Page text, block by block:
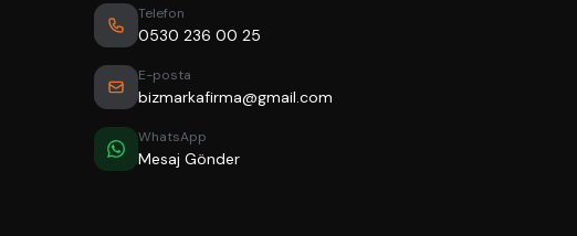
Telefon
0530 236 00 25
E-posta
bizmarkafirma@gmail.com
WhatsApp
Mesaj Gönder